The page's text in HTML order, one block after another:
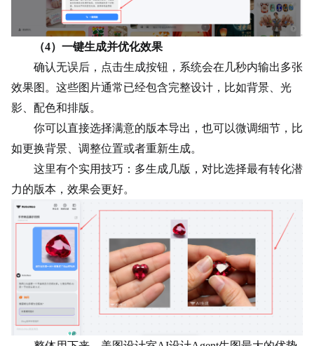
（4）一键生成并优化效果
确认无误后，点击生成按钮，系统会在几秒内输出多张
效果图。这些图片通常已经包含完整设计，比如背景、 光
影 、配色和排版。
你可以直接选择满意的版本导出，也可以微调细节，比
如更换背景、调整位置或者重新生成。
这里有个实用技巧：多生成几版，对比选择最有转化潜
力的版本，效果会更好。